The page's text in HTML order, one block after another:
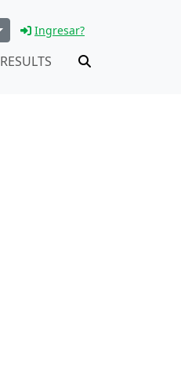
Ingresar?
RESULTS